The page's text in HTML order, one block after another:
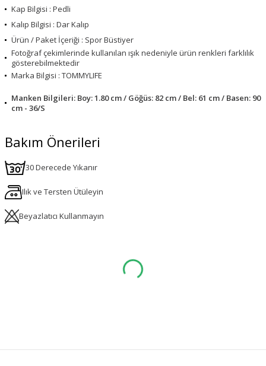
Kap Bilgisi : Pedli
Kalıp Bilgisi : Dar Kalıp
Ürün / Paket İçeriği : Spor Büstiyer
Fotoğraf çekimlerinde kullanılan ışık nedeniyle ürün renkleri farklılık
gösterebilmektedir
Marka Bilgisi : TOMMYLIFE
Manken Bilgileri: Boy: 1.80 cm / Göğüs: 82 cm / Bel: 61 cm / Basen: 90
cm - 36/S
Bakım Önerileri
30 Derecede Yıkanır
Ilık ve Tersten Ütüleyin
Beyazlatıcı Kullanmayın